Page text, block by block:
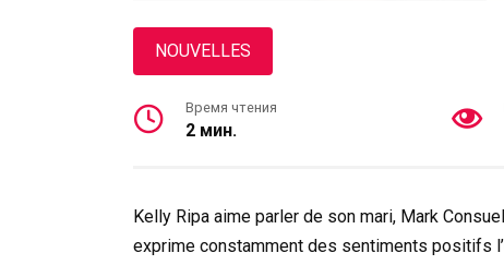
NOUVELLES
Время чтения
2 мин.
Kelly Ripa aime parler de son mari, Mark
exprime constamment des sentiments positifs